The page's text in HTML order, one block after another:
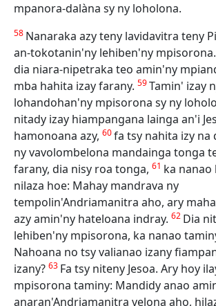
mpanora-dalàna sy ny loholona.
58 Nanaraka azy teny lavidavitra teny
an-tokotanin'ny lehiben'ny
dia niara-nipetraka teo amin'ny
mba hahita izay farany. 59Tamin' izay
lohandohan'ny mpisorona sy ny
nitady izay hiampangana lainga an'i
hamonoana azy, 60fa tsy nahita izy na
ny vavolombelona mandainga tonga
farany, dia nisy roa tonga, 61 ka nanao
nilaza hoe: Mahay mandrava ny
tempolin'Andriamanitra aho, ary
azy amin'ny hateloana indray. 62 Dia
lehiben'ny mpisorona, ka nanao
Nahoana no tsy valianao izany
izany? 63 Fa tsy niteny Jesoa. Ary hoy
mpisorona taminy: Mandidy anao
anaran'Andriamanitra velona aho,